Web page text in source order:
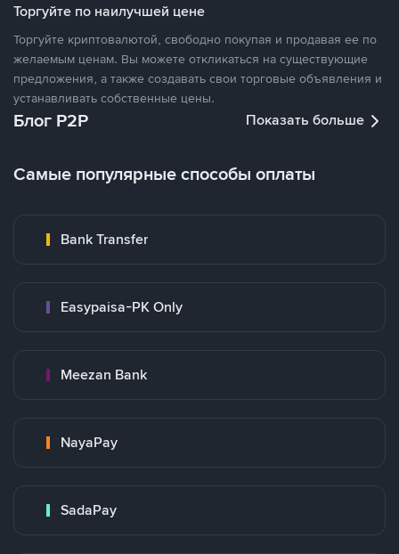
Торгуйте по наилучшей цене
Торгуйте криптовалютой, свободно покупая и продавая ее по
желаемым ценам. Вы можете откликаться на существующие
предложения, а также создавать свои торговые объявления и
устанавливать собственные цены.
Блог P2P Показать больше
Самые популярные способы оплаты
Bank Transfer
Easypaisa-PK Only
Meezan Bank
NayaPay
SadaPay